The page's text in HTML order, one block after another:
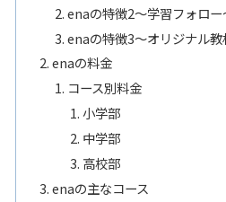
enaの特徴2～学習フォロー
enaの特徴3～オリジナル
enaの料金
コース別料金
小学部
中学部
高校部
enaの主なコース